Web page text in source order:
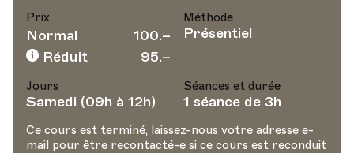
Prix
Normal
100.–
Réduit
95.–
Méthode
Présentiel
Jours
Samedi (09h à 12h)
Séances et durée
1 séance de 3h
Ce cours est terminé, laissez-nous votre adresse e-
mail pour être recontacté-e si ce cours est reconduit